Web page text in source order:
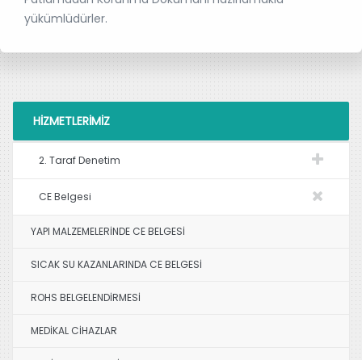
yükümlüdürler.
HIZMETLERIMIZ
2. Taraf Denetim
CE Belgesi
YAPI MALZEMELERİNDE CE BELGESİ
SICAK SU KAZANLARINDA CE BELGESİ
ROHS BELGELENDİRMESİ
MEDİKAL CİHAZLAR